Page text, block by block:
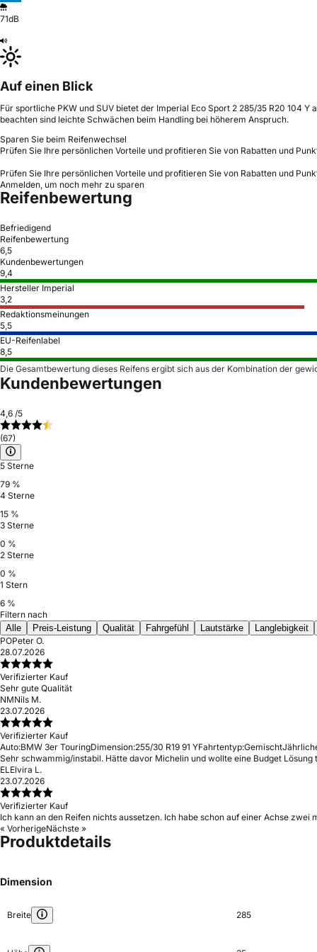
71dB
Auf einen Blick
Für sportliche PKW und SUV bietet der Imperial Eco Sport 2 285/35 R20 104
beachten sind leichte Schwächen beim Handling bei höherem Anspruch.
Sparen Sie beim Reifenwechsel
Prüfen Sie Ihre persönlichen Vorteile und profitieren Sie von Rabatten und
Prüfen Sie Ihre persönlichen Vorteile und profitieren Sie von Rabatten und
Anmelden, um noch mehr zu sparen
Reifenbewertung
Befriedigend
Reifenbewertung
6,5
Kundenbewertungen
9,4
Hersteller Imperial
3,2
Redaktionsmeinungen
5,5
EU-Reifenlabel
8,5
Die Gesamtbewertung dieses Reifens ergibt sich aus der Kombination der
Kundenbewertungen
4,6 /5
(67)
5 Sterne
79 %
4 Sterne
15 %
3 Sterne
0 %
2 Sterne
0 %
1 Stern
6 %
Filtern nach
Alle
Preis-Leistung Qualität Fahrgefühl Lautstärke
Langlebigkeit
POPeter O.
28.07.2026
Verifizierter Kauf
Sehr gute Qualität
NMNils M.
23.07.2026
Verifizierter Kauf
Auto:BMW 3er TouringDimension:255/30 R19 91 YFahrtentyp:Gemischt
Sehr schwammig/instabil. Hätte davor Michelin und wollte eine Budget Lösung
EL Elvira L.
23.07.2026
Verifizierter Kauf
Ich kann an den Reifen nichts aussetzen. Ich habe schon auf einer Achse zwei
« VorherigeNächste »
Produktdetails
Dimension
Breite 285